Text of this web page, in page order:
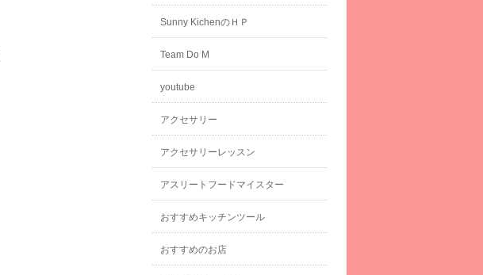
Sunny KichenのＨＰ
Team Do M
youtube
アクセサリー
アクセサリーレッスン
アスリートフードマイスター
おすすめキッチンツール
おすすめのお店